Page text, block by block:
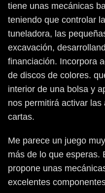
tiene unas mecánicas
teniendo que controlar
tuneladora, las
excavación,
financiación. Incorpora
de discos de colores.
interior de una bolsa y
nos permitirá activar
cartas.
Me parece un juego
más de lo que esperas.
propone unas
excelentes